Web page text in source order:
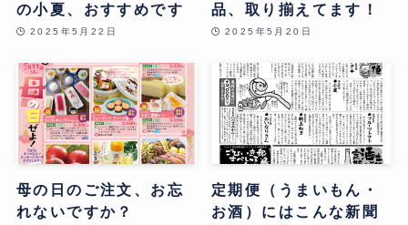
の小夏、おすすめです
2025年5月22日
品、取り揃えてます！
2025年5月20日
母の日のご注文、お忘
れないですか？
定期便（うまいもん・
お酒）にはこんな新聞